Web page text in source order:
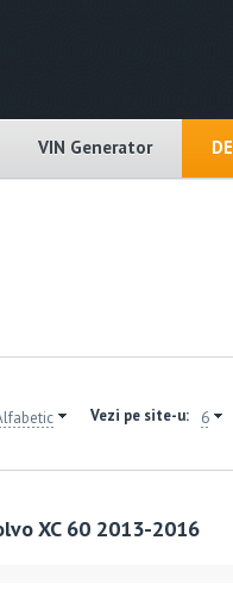
VIN Generator
Vezi pe site-u: 6
XC 60 2013-2016